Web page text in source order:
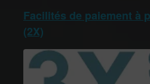
Facilités de paiement à
(2X)